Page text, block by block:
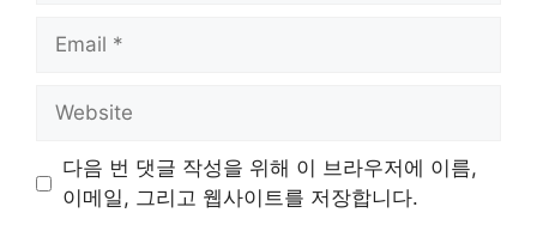
Email
Website
다음 번 댓글 작성을 위해 이 브라우저에 이름,
이메일, 그리고 웹사이트를 저장합니다.